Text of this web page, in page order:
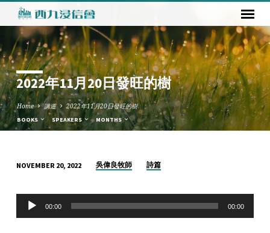
2022年11月20日發旺的樹
Home 講道 2022年11月20日發旺的樹
BOOKS SPEAKERS MONTHS
年
11
月
NOVEMBER 20, 2022 吳偉良牧師 詩篇
Audio
Player
00:00 00:00